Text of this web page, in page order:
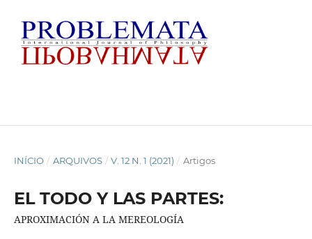
INÍCIO / ARQUIVOS / V. 12 N. 1 (2021) / Artigos
EL TODO Y LAS PARTES:
APROXIMACIÓN A LA MEREOLOGÍA